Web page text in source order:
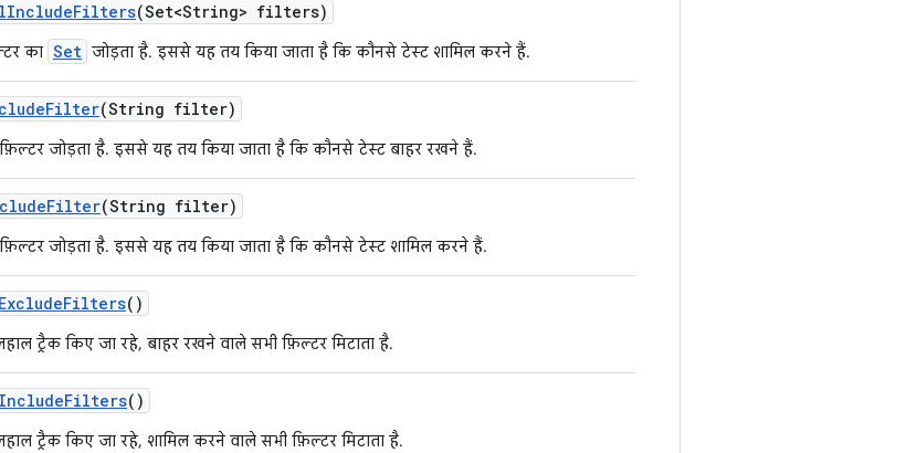
IncludeFilters(Set<String> filters)
का Set जोड़ता है. इससे यह तय किया जाता है कि कौनसे टेस्ट शामिल करने हैं.
Filter(String filter)
जोड़ता है. इससे यह तय किया जाता है कि कौनसे टेस्ट बाहर रखने हैं.
Filter(String filter)
जोड़ता है. इससे यह तय किया जाता है कि कौनसे टेस्ट शामिल करने हैं.
ExcludeFilters()
ट्रैक किए जा रहे, बाहर रखने वाले सभी फ़िल्टर मिटाता है.
IncludeFilters()
ट्रैक किए जा रहे, शामिल करने वाले सभी फ़िल्टर मिटाता है.